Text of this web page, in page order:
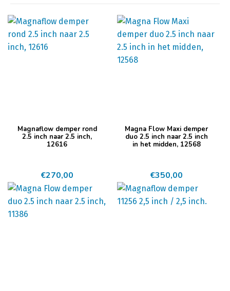
Magnaflow demper rond
2.5 inch naar 2.5 inch,
12616
€270,00
Magna Flow Maxi demper
duo 2.5 inch naar 2.5 inch
in het midden, 12568
€350,00